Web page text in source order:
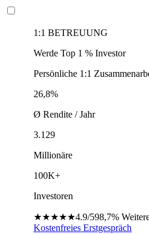
1:1 BETREUUNG
Werde Top 1 % Investor
Persönliche 1:1
26,8%
Ø Rendite / Jahr
3.129
Millionäre
100K+
Investoren
★★★★★4.9/598,7%
Kostenfreies Erstgespräch